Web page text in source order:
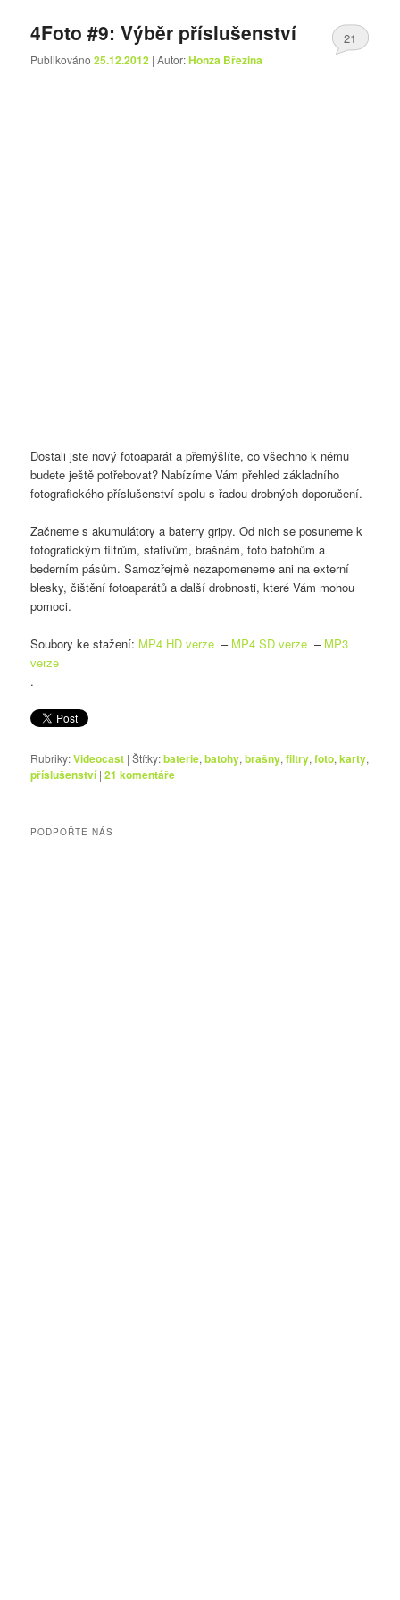
4Foto #9: Výběr příslušenství
Publikováno25.12.2012 | Autor:Honza Březina
21
Dostali jste nový fotoaparát a přemýšlíte, co všechno k němu
budete ještě potřebovat? Nabízíme Vám přehled základního
fotografického příslušenství spolu s řadou drobných doporučení.
Začneme s akumulátory a baterry gripy. Od nich se posuneme k
fotografickým filtrům, stativům, brašnám, foto batohům a
bederním pásům. Samozřejmě nezapomeneme ani na externí
blesky, čištění fotoaparátů a další drobnosti, které Vám mohou
pomoci.
Soubory ke stažení: MP4 HD verze – MP4 SD verze – MP3
verze
.
Rubriky:Videocast |Štítky:baterie,batohy,brašny,filtry,foto,karty,
příslušenství |21 komentáře
PODPOŘTE NÁS